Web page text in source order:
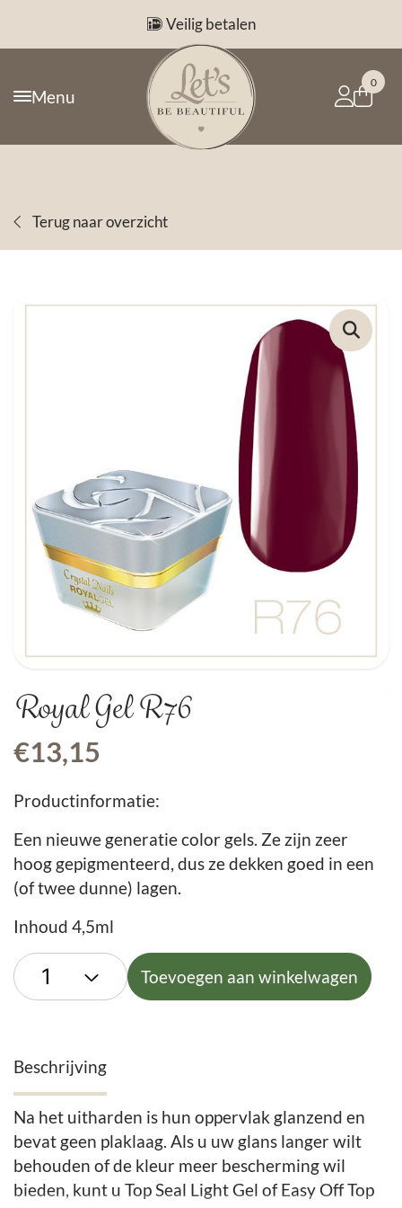
Veilig betalen
Menu
0
Terug naar overzicht
Royal Gel R76
€13,15
Productinformatie:
Een nieuwe generatie color gels. Ze zijn zeer
hoog gepigmenteerd, dus ze dekken goed in een
(of twee dunne) lagen.
Inhoud 4,5ml
Toevoegen aan winkelwagen
Beschrijving
Na het uitharden is hun oppervlak glanzend en
bevat geen plaklaag. Als u uw glans langer wilt
behouden of de kleur meer bescherming wil
bieden, kunt u Top Seal Light Gel of Easy Off Top